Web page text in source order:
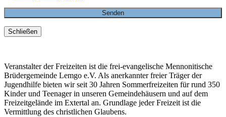
Schließen
Veranstalter der Freizeiten ist die frei-evangelische Mennonitische
Brüdergemeinde Lemgo e.V. Als anerkannter freier Träger der
Jugendhilfe bieten wir seit 30 Jahren Sommerfreizeiten für rund 350
Kinder und Teenager in unseren Gemeindehäusern und auf dem
Freizeitgelände im Extertal an. Grundlage jeder Freizeit ist die
Vermittlung des christlichen Glaubens.